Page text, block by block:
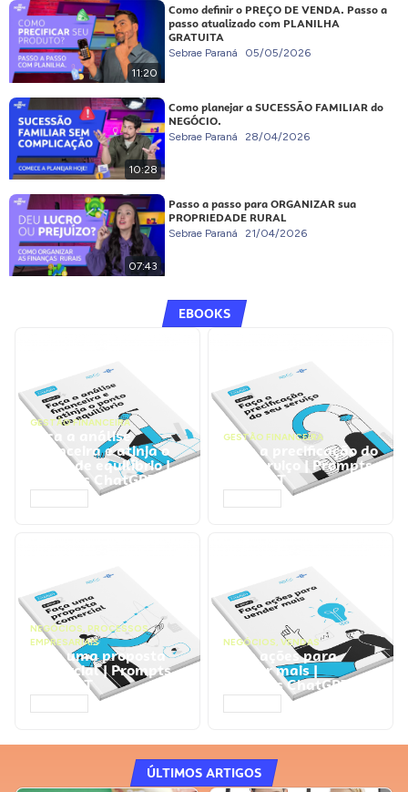
11:20
Como definir o PREÇO DE VENDA. Passo a
passo atualizado com PLANILHA
GRATUITA
Sebrae Paraná 05/05/2026
10:28
Como planejar a SUCESSÃO FAMILIAR do
NEGÓCIO.
Sebrae Paraná 28/04/2026
07:43
Passo a passo para ORGANIZAR sua
PROPRIEDADE RURAL
Sebrae Paraná 21/04/2026
EBOOKS
GESTÃO FINANCEIRA
Faça a análise
financeira e atinja o
ponto de equilíbrio |
Prompts ChatGPT
GESTÃO FINANCEIRA
Faça a precificação do
seu serviço | Prompts
ChatGPT
NEGÓCIOS, PROCESSOS
EMPRESARIAIS
Faça uma proposta
comercial | Prompts
ChatGPT
NEGÓCIOS, VENDAS
Faça ações para
vender mais |
Prompts ChatGPT
ÚLTIMOS ARTIGOS